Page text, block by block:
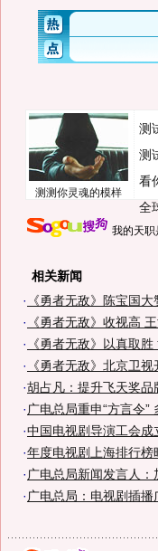
测测你灵魂的模样
测
测
看
全
我的天职
相关新闻
· 《勇者无敌》陈宝国
· 《勇者无敌》收视高
· 《勇者无敌》以真取
· 《勇者无敌》北京卫
·胡占凡：提升飞天奖
· 广电总局重申“方言令
·中国电视剧导演工会成
·年度电视剧上海排行榜
· 广电总局新闻发言人
· 广电总局：电视剧插播